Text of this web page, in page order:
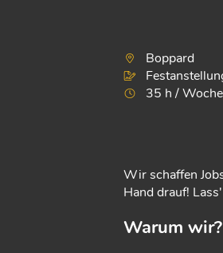
Boppard
35 h / Woche
Wir schaffen
Hand drauf!
Warum